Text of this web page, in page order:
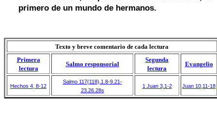
primero de un mundo de hermanos.
Texto y breve comentario de cada lectura
Primera
lectura
Salmo responsorial
Segunda
lectura
Evangelio
Hechos 4, 8-12
Salmo 117(118),1.8-9.21-
23.26.28s
1 Juan 3,1-2 Juan 10,11-18